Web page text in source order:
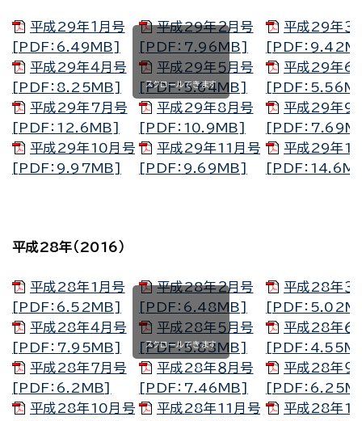
平成29年１月号
[PDF：6.49MB]
平成29年２月号
[PDF：7.96MB]
平成29年３
[PDF：
平成29年４月号
[PDF：8.25MB]
平成29年５月号
[PDF：5.64MB]
平成29年6
[PDF：
平成29年7月号
[PDF：12.6MB]
平成29年8月号
[PDF：10.9MB]
平成29年9
[PDF：
平成29年10月号
[PDF：9.97MB]
平成29年11月号
[PDF：9.69MB]
平成29年
[PDF：
スクロールできます
平成28年（2016）
平成28年1月号
[PDF：6.52MB]
平成28年２月号
[PDF：6.48MB]
平成28年３
[PDF：
平成28年４月号
[PDF：7.95MB]
平成28年５月号
[PDF：5.83MB]
平成28年６
[PDF：
平成28年７月号
[PDF：6.2MB]
平成28年８月号
[PDF：7.46MB]
平成28年９
[PDF：
平成28年10月号
平成28年11月号
平成28年
スクロールできます